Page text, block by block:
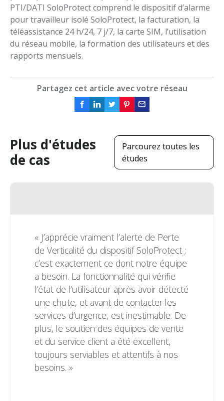
PTI/DATI SoloProtect comprend le dispositif d’alarme
pour travailleur isolé SoloProtect, la facturation, la
téléassistance 24 h/24, 7 j/7, la carte SIM, l’utilisation
du réseau mobile, la formation des utilisateurs et des
rapports mensuels.
Partagez cet article avec votre réseau
Plus d'études
de cas
Parcourez toutes les
études
« J’apprécie vraiment l’alerte de Perte
de Verticalité du dispositif SoloProtect ;
c’est exactement ce dont notre équipe
a besoin. La fonctionnalité qui vérifie
l’état de l’utilisateur après avoir détecté
une chute, et avant de contacter les
services d’urgence, est inestimable. De
plus, le soutien des équipes de vente
et du service client a été excellent,
toujours serviables et attentifs à nos
besoins. »